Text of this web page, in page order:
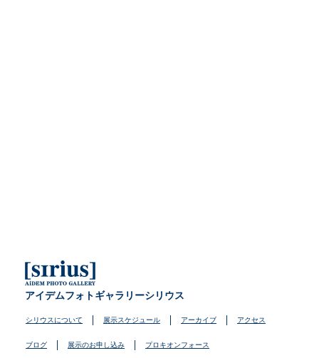
アイデムフォトギャラリーシリウス
シリウスについて 展示スケジュール アーカイブ アクセス
ブログ 展示のお申し込み プロキオンフォース